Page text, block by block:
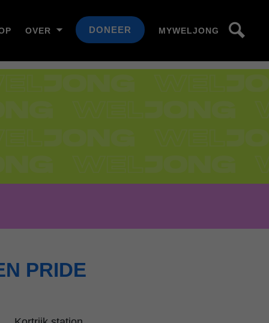
OVER DONEER MYWELJONG
PRIDE